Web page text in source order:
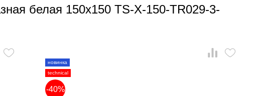
белая 150x150 TS-X-150-TR029-3-
новинка
technical
-40%